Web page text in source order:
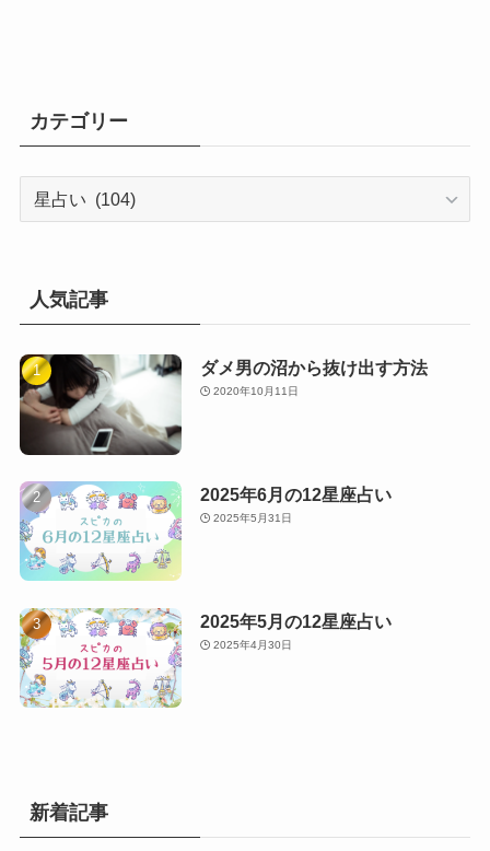
カテゴリー
ー人気記事
ダメ男の沼から抜け出す方法
2020年10月11日
2025年6月の12星座占い
2025年5月31日
2025年5月の12星座占い
2025年4月30日
新着記事